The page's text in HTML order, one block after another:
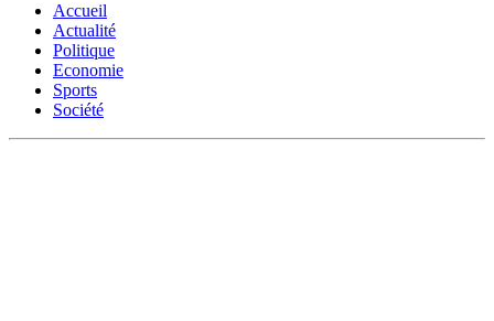
Accueil
Actualité
Politique
Economie
Sports
Société